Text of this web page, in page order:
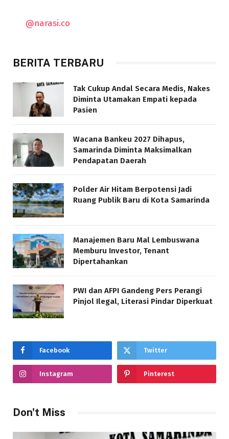
@narasi.co
BERITA TERBARU
Tak Cukup Andal Secara Medis, Nakes
Diminta Utamakan Empati kepada
Pasien
Wacana Bankeu 2027 Dihapus,
Samarinda Diminta Maksimalkan
Pendapatan Daerah
Polder Air Hitam Berpotensi Jadi
Ruang Publik Baru di Kota Samarinda
Manajemen Baru Mal Lembuswana
Memburu Investor, Tenant
Dipertahankan
PWI dan AFPI Gandeng Pers Perangi
Pinjol Ilegal, Literasi Pindar Diperkuat
Facebook Twitter
Instagram Pinterest
Don't Miss